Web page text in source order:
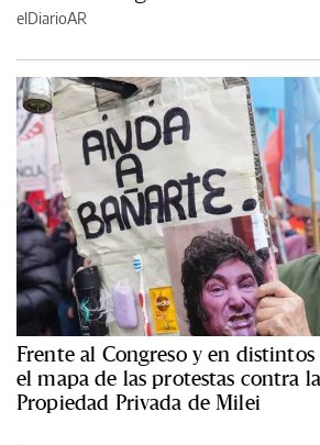
elDiarioAR
Frente al Congreso y en
el mapa de las protestas contra
Propiedad Privada de Milei